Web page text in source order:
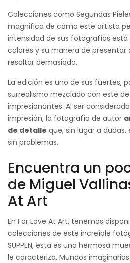
Colecciones como Segundas
magnifica de cómo este artista
intensidad de sus fotografías está
colores y su manera de presentar
resaltar demasiado.
La edición es uno de sus fuertes,
surrealismo mezclado con este
impresionantes. Al ser
impresión, la fotografía de autor
de detalle que; sin lugar a
sin problemas.
Encuentra un
de Miguel
At Art
En For Love At Art, tenemos
colecciones de este increíble
SUPPEN, esta es una hermosa
le caracteriza. Mundos